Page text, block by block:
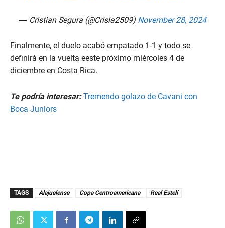
— Cristian Segura (@Crisla2509) November 28, 2024
Finalmente, el duelo acabó empatado 1-1 y todo se
definirá en la vuelta eeste próximo miércoles 4 de
diciembre en Costa Rica.
Te podría interesar: Tremendo golazo de Cavani con
Boca Juniors
TAGS Alajuelense Copa Centroamericana Real Estelí